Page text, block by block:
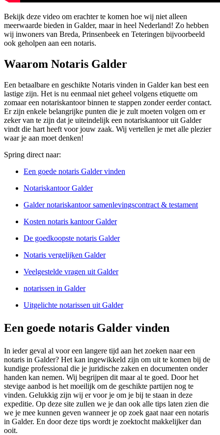
Bekijk deze video om erachter te komen hoe wij niet alleen
meerwaarde bieden in Galder, maar in heel Nederland! Zo hebben
wij inwoners van Breda, Prinsenbeek en Teteringen bijvoorbeeld
ook geholpen aan een notaris.
Waarom Notaris Galder
Een betaalbare en geschikte Notaris vinden in Galder kan best een
lastige zijn. Het is nu eenmaal niet geheel volgens etiquette om
zomaar een notariskantoor binnen te stappen zonder eerder contact.
Er zijn enkele belangrijke punten die je zult moeten volgen om er
zeker van te zijn dat je uiteindelijk een notariskantoor uit Galder
vindt die hart heeft voor jouw zaak. Wij vertellen je met alle plezier
waar je aan moet denken!
Spring direct naar:
Een goede notaris Galder vinden
Notariskantoor Galder
Galder notariskantoor samenlevingscontract & testament
Kosten notaris kantoor Galder
De goedkoopste notaris Galder
Notaris vergelijken Galder
Veelgestelde vragen uit Galder
notarissen in Galder
Uitgelichte notarissen uit Galder
Een goede notaris Galder vinden
In ieder geval al voor een langere tijd aan het zoeken naar een
notaris in Galder? Het kan ingewikkeld zijn om uit te komen bij de
kundige professional die je juridische zaken en documenten onder
handen kan nemen. Wij begrijpen dit maar al te goed. Door het
stevige aanbod is het moeilijk om de geschikte partijen nog te
vinden. Gelukkig zijn wij er voor je om je bij te staan in deze
expeditie. Op deze site zullen we je dan ook alle tips laten zien die
we je mee kunnen geven wanneer je op zoek gaat naar een notaris
in Galder. En door deze tips wordt je zoektocht makkelijker dan
ooit.